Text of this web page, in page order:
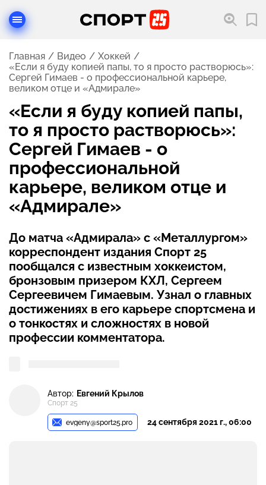
Главная Видео
Хоккей
«Если я буду копией папы, то я просто растворюсь»:
Сергей Гимаев - о профессиональной карьере,
великом отце и «Адмирале»
«Если я буду копией папы,
то я просто растворюсь»:
Сергей Гимаев - о
профессиональной
карьере, великом отце и
«Адмирале»
До матча «Адмирала» с «Металлургом»
корреспондент издания Спорт 25
пообщался с известным хоккеистом,
бронзовым призером КХЛ, Сергеем
Сергеевичем Гимаевым. Узнал о главных
достижениях в его карьере спортсмена и
о тонкостях и сложностях в новой
профессии комментатора.
Автор: Евгений Крылов
Спорт 25
evgeny@sport25.pro 24 сентября 2021 г., 06:00